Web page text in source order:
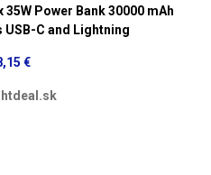
Power Bank 30000 mAh
C and Lightning
€